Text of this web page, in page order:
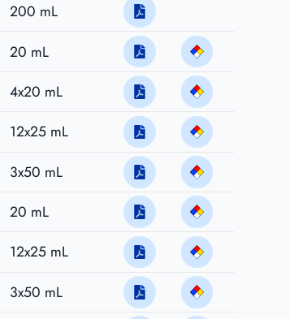
200 mL
20 mL
4x20 mL
12x25 mL
3x50 mL
20 mL
12x25 mL
3x50 mL